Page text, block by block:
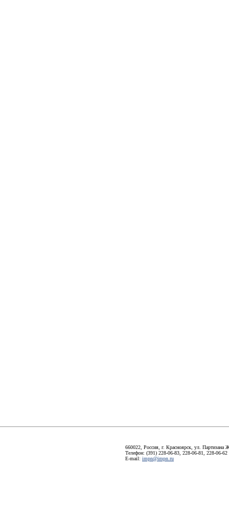
660022, Россия, г. Красноярск, ул. Партизана
Телефон: (391) 228-06-83, 228-06-81, 228-06-62
E-mail: impn@impn.ru